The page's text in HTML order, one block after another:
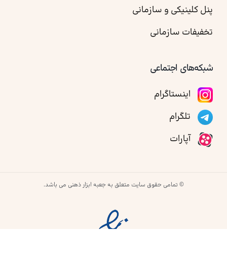
پنل کلینیکی و سازمانی
تخفیفات سازمانی
شبکه‌های اجتماعی
اینستاگرام
تلگرام
آپارات
© تمامی حقوق سایت متعلق به جعبه ابزار ذهنی می باشد.